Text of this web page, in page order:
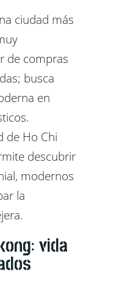
ciudad más
de compras
busca
en
de Ho Chi
descubrir
modernos
la
vida